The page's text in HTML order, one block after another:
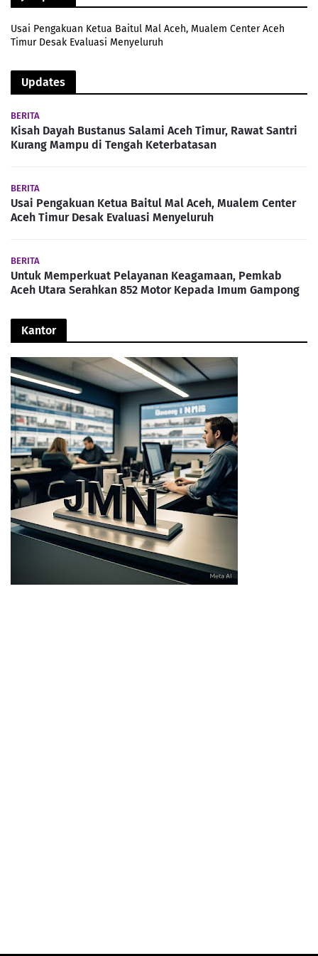
Usai Pengakuan Ketua Baitul Mal Aceh, Mualem Center Aceh
Timur Desak Evaluasi Menyeluruh
Updates
BERITA
Kisah Dayah Bustanus Salami Aceh Timur, Rawat Santri
Kurang Mampu di Tengah Keterbatasan
BERITA
Usai Pengakuan Ketua Baitul Mal Aceh, Mualem Center
Aceh Timur Desak Evaluasi Menyeluruh
BERITA
Untuk Memperkuat Pelayanan Keagamaan, Pemkab
Aceh Utara Serahkan 852 Motor Kepada Imum Gampong
Kantor